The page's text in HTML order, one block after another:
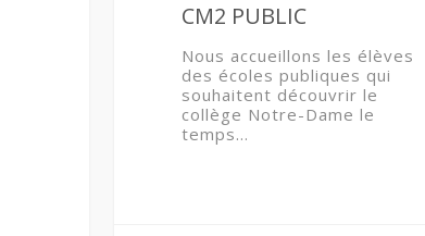
CM2 PUBLIC
Nous accueillons les élèves
des écoles publiques qui
souhaitent découvrir le
collège Notre-Dame le
temps…